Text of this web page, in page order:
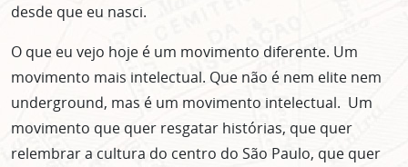
desde que eu nasci.
O que eu vejo hoje é um movimento diferente. Um
movimento mais intelectual. Que não é nem elite nem
underground, mas é um movimento intelectual. Um
movimento que quer resgatar histórias, que quer
relembrar a cultura do centro do São Paulo, que quer